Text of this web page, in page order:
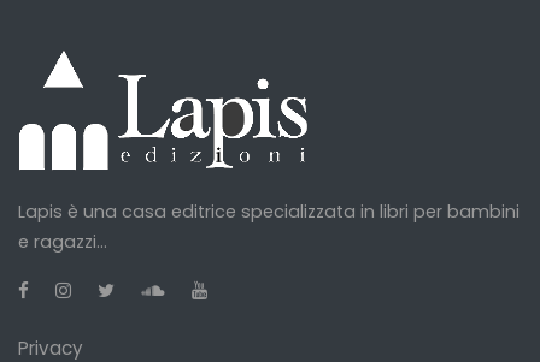
Lapis è una casa editrice specializzata in libri per bambini
e ragazzi...
Privacy